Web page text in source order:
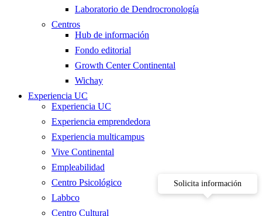
Solicita información
Laboratorio de Dendrocronología
Centros
Hub de información
Fondo editorial
Growth Center Continental
Wichay
Experiencia UC
Experiencia UC
Experiencia emprendedora
Experiencia multicampus
Vive Continental
Empleabilidad
Centro Psicológico
Labbco
Centro Cultural